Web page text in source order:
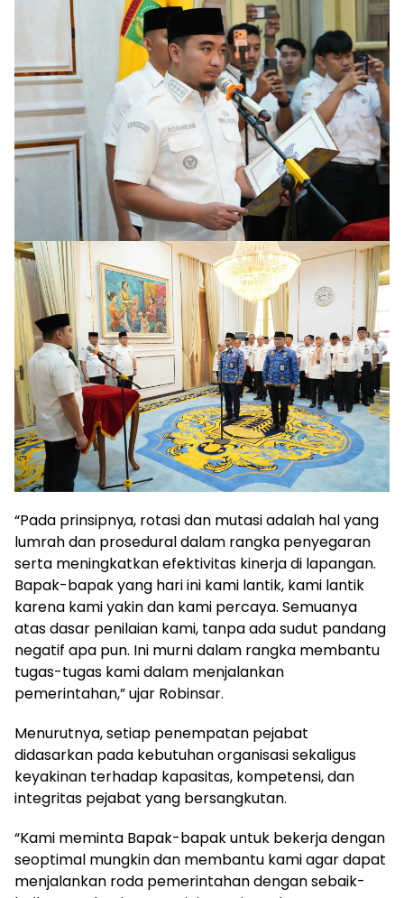
“Pada prinsipnya, rotasi dan mutasi adalah hal yang
lumrah dan prosedural dalam rangka penyegaran
serta meningkatkan efektivitas kinerja di lapangan.
Bapak-bapak yang hari ini kami lantik, kami lantik
karena kami yakin dan kami percaya. Semuanya
atas dasar penilaian kami, tanpa ada sudut pandang
negatif apa pun. Ini murni dalam rangka membantu
tugas-tugas kami dalam menjalankan
pemerintahan,” ujar Robinsar.
Menurutnya, setiap penempatan pejabat
didasarkan pada kebutuhan organisasi sekaligus
keyakinan terhadap kapasitas, kompetensi, dan
integritas pejabat yang bersangkutan.
“Kami meminta Bapak-bapak untuk bekerja dengan
seoptimal mungkin dan membantu kami agar dapat
menjalankan roda pemerintahan dengan sebaik-